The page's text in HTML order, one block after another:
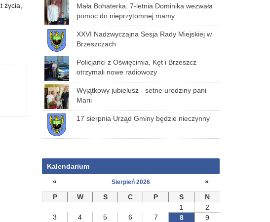
życia,
Mała Bohaterka. 7-letnia Dominika wezwała
pomoc do nieprzytomnej mamy
XXVI Nadzwyczajna Sesja Rady Miejskiej w
Brzeszczach
Policjanci z Oświęcimia, Kęt i Brzeszcz
otrzymali nowe radiowozy
Wyjątkowy jubielusz - setne urodziny pani
Marii
17 sierpnia Urząd Gminy będzie nieczynny
Kalendarium
«
Sierpień 2026
»
P
W S C P S
N
1
2
3
4 5 6 7 8
9